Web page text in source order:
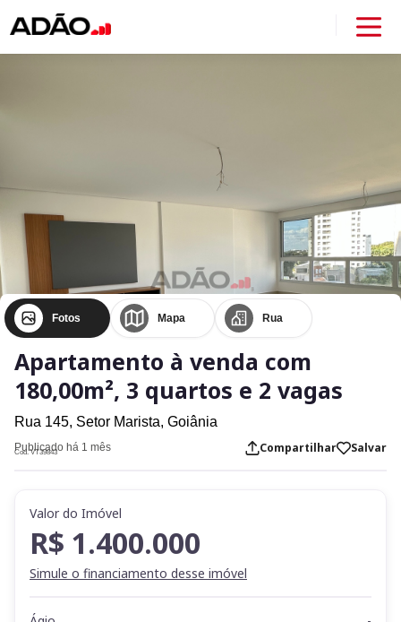
Fotos Mapa Rua
Apartamento à venda com
180,00m², 3 quartos e 2 vagas
Rua 145, Setor Marista, Goiânia
Publicado há 1 mês
Cod. VT39843 Compartilhar Salvar
Valor do Imóvel
R$ 1.400.000
Simule o financiamento desse imóvel